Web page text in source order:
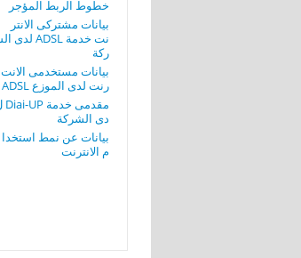
خطوط الربط المؤجر
بيانات مشتركى الانتر
نت خدمة ADSL لدى الش
ركة
بيانات مستخدمى الانت
رنت لدى الموزع ADSL
مقدمى خدمة Diai-UP ل
دى الشركة
بيانات عن نمط استخدا
م الانترنت